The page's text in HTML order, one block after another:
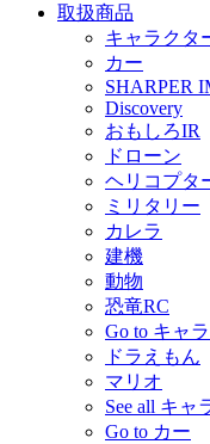
取扱商品
キャラクタ
カー
SHARPER
Discovery
おもしろIR
ドローン
ヘリコプタ
ミリタリー
カレラ
建機
動物
恐竜RC
Go to キャ
ドラえもん
マリオ
See all キャ
Go to カー